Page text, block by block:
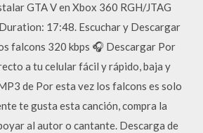
GTA V en Xbox 360 RGH/JTAG
17:48. Escuchar y Descargar
falcons 320 kbps 🎧 ️️️️️️Descargar Por
a tu celular fácil y rápido, baja y
de Por esta vez los falcons es solo
te gusta esta canción, compra la
al autor o cantante. Descarga de